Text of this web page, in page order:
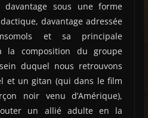
davantage sous une forme
davantage adressée
et sa principale
la composition du groupe
duquel nous retrouvons
et un gitan (qui dans le film
noir venu d’Amérique),
un allié adulte en la